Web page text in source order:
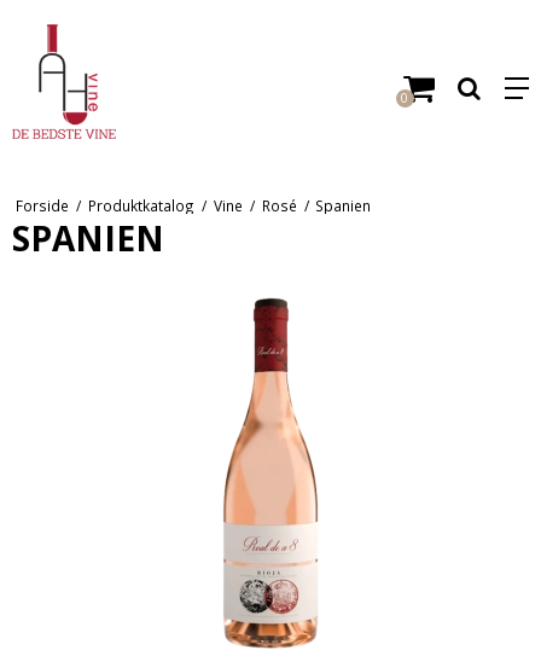
0
Forside / Produktkatalog / Vine / Rosé / Spanien
SPANIEN